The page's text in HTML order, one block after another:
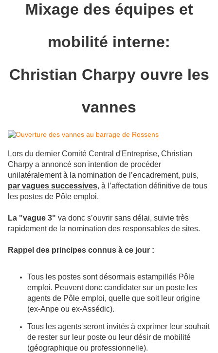
Mixage des équipes et
mobilité interne:
Christian Charpy ouvre les
vannes
Lors du dernier Comité Central d'Entreprise, Christian
Charpy a annoncé son intention de procéder
unilatéralement à la nomination de l’encadrement, puis,
par vagues successives, à l’affectation définitive de tous
les postes de Pôle emploi.
La "vague 3" va donc s’ouvrir sans délai, suivie très
rapidement de la nomination des responsables de sites.
Rappel des principes connus à ce jour :
Tous les postes sont désormais estampillés Pôle
emploi. Peuvent donc candidater sur un poste les
agents de Pôle emploi, quelle que soit leur origine
(ex-Anpe ou ex-Assédic).
Tous les agents seront invités à exprimer leur souhait
de rester sur leur poste ou leur désir de mobilité
(géographique ou professionnelle).